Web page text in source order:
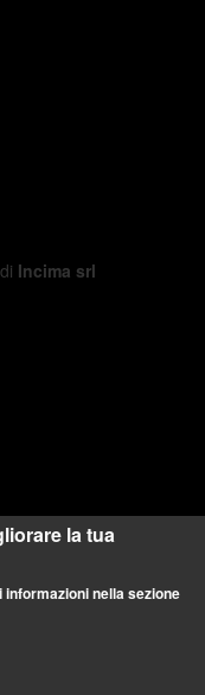
Incima srl
la tua
nella sezione